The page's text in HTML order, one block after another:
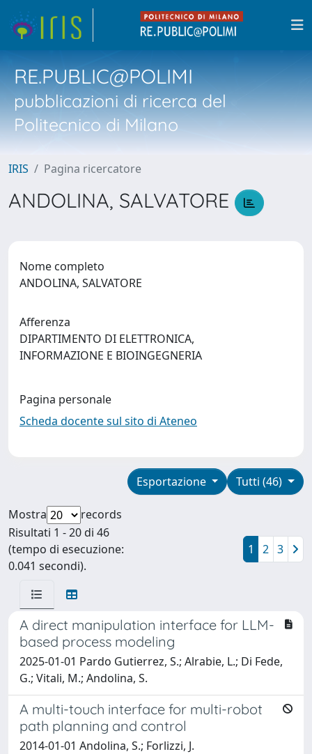
RE.PUBLIC@POLIMI
pubblicazioni di ricerca del
Politecnico di Milano
IRIS Pagina ricercatore
ANDOLINA, SALVATORE
Nome completo
ANDOLINA, SALVATORE
Afferenza
DIPARTIMENTO DI ELETTRONICA,
INFORMAZIONE E BIOINGEGNERIA
Pagina personale
Scheda docente sul sito di Ateneo
Tutti (46)
Esportazione
Mostra
records
Risultati 1 - 20 di 46
(tempo di esecuzione:
0.041 secondi).
1 2 3
A direct manipulation interface for LLM-
based process modeling
2025-01-01 Pardo Gutierrez, S.; Alrabie, L.; Di Fede,
G.; Vitali, M.; Andolina, S.
A multi-touch interface for multi-robot
path planning and control
2014-01-01 Andolina, S.; Forlizzi, J.